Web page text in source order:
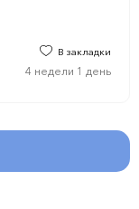
В закладки
4 недели 1 день